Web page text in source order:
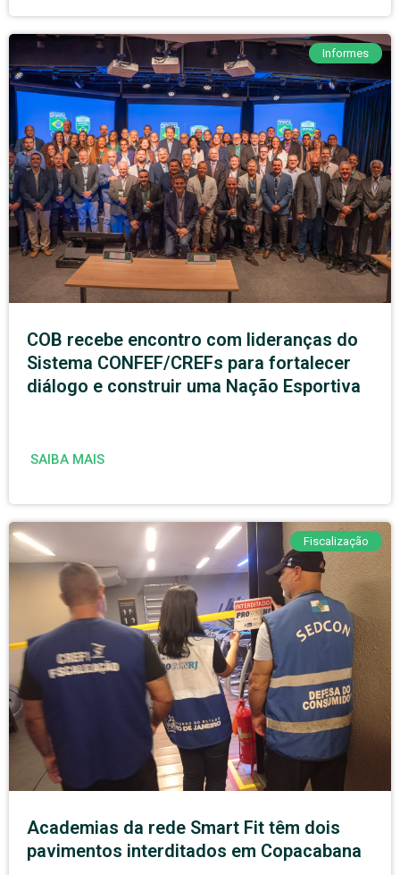
Informes
COB recebe encontro com lideranças do
Sistema CONFEF/CREFs para fortalecer
diálogo e construir uma Nação Esportiva
SAIBA MAIS
Fiscalização
Academias da rede Smart Fit têm dois
pavimentos interditados em Copacabana